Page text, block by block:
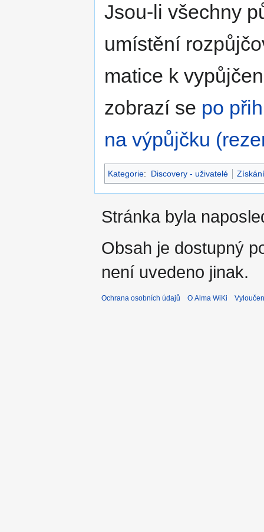
Jsou-li všechny
umístění
matice k
zobrazí se po
na výpůjčku
Kategorie: Discovery - uživatelé
Stránka byla
Obsah je dostupný
není uvedeno jinak.
Ochrana osobních údajů O Alma WiKi